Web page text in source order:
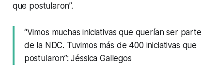
que postularon”.
“Vimos muchas iniciativas que querían ser parte
de la NDC. Tuvimos más de 400 iniciativas que
postularon”: Jéssica Gallegos